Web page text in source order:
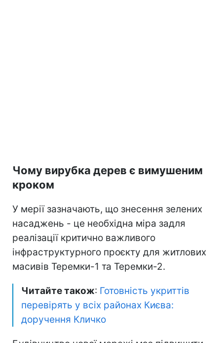
Чому вирубка дерев є вимушеним
кроком
У мерії зазначають, що знесення зелених
насаджень - це необхідна міра задля
реалізації критично важливого
інфраструктурного проєкту для житлових
масивів Теремки-1 та Теремки-2.
Читайте також: Готовність укриттів
перевірять у всіх районах Києва:
доручення Кличко